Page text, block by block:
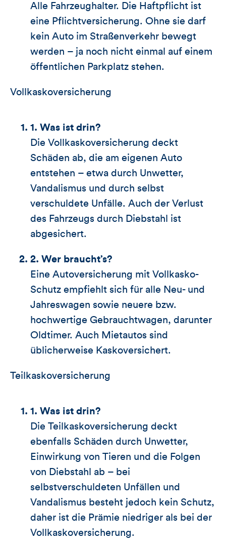
Alle Fahrzeughalter. Die Haftpflicht ist
eine Pflichtversicherung. Ohne sie darf
kein Auto im Straßenverkehr bewegt
werden – ja noch nicht einmal auf einem
öffentlichen Parkplatz stehen.
Vollkaskoversicherung
1. Was ist drin?
Die Vollkaskoversicherung deckt
Schäden ab, die am eigenen Auto
entstehen – etwa durch Unwetter,
Vandalismus und durch selbst
verschuldete Unfälle. Auch der Verlust
des Fahrzeugs durch Diebstahl ist
abgesichert.
2. Wer braucht’s?
Eine Autoversicherung mit Vollkasko-
Schutz empfiehlt sich für alle Neu- und
Jahreswagen sowie neuere bzw.
hochwertige Gebrauchtwagen, darunter
Oldtimer. Auch Mietautos sind
üblicherweise Kaskoversichert.
Teilkaskoversicherung
1. Was ist drin?
Die Teilkaskoversicherung deckt
ebenfalls Schäden durch Unwetter,
Einwirkung von Tieren und die Folgen
von Diebstahl ab – bei
selbstverschuldeten Unfällen und
Vandalismus besteht jedoch kein Schutz,
daher ist die Prämie niedriger als bei der
Vollkaskoversicherung.